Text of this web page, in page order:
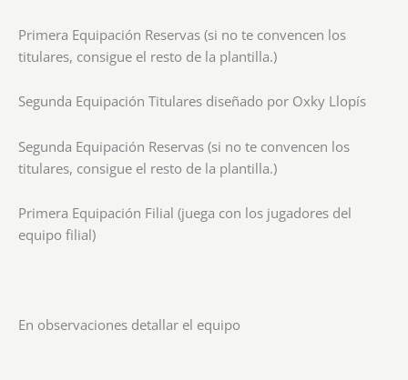
Primera Equipación Reservas (si no te convencen los
titulares, consigue el resto de la plantilla.)
Segunda Equipación Titulares diseñado por Oxky Llopís
Segunda Equipación Reservas (si no te convencen los
titulares, consigue el resto de la plantilla.)
Primera Equipación Filial (juega con los jugadores del
equipo filial)
En observaciones detallar el equipo